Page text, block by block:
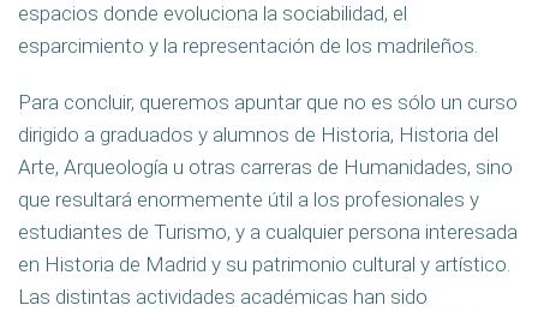
espacios donde evoluciona la sociabilidad, el
esparcimiento y la representación de los madrileños.
Para concluir, queremos apuntar que no es sólo un curso
dirigido a graduados y alumnos de Historia, Historia del
Arte, Arqueología u otras carreras de Humanidades, sino
que resultará enormemente útil a los profesionales y
estudiantes de Turismo, y a cualquier persona interesada
en Historia de Madrid y su patrimonio cultural y artístico.
Las distintas actividades académicas han sido